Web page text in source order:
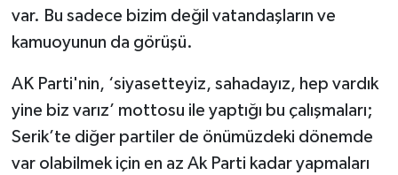
var. Bu sadece bizim değil vatandaşların ve
kamuoyunun da görüşü.
AK Parti'nin, ‘siyasetteyiz, sahadayız, hep vardık
yine biz varız’ mottosu ile yaptığı bu çalışmaları;
Serik’te diğer partiler de önümüzdeki dönemde
var olabilmek için en az Ak Parti kadar yapmaları